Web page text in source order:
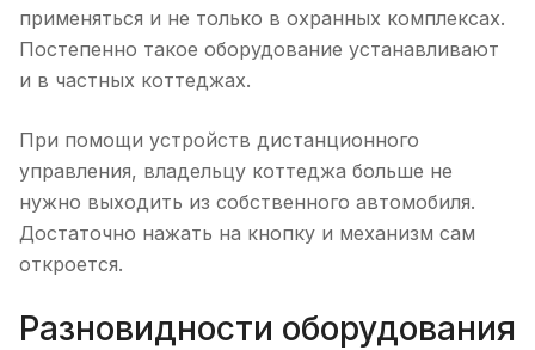
применяться и не только в охранных комплексах.
Постепенно такое оборудование устанавливают
и в частных коттеджах.
При помощи устройств дистанционного
управления, владельцу коттеджа больше не
нужно выходить из собственного автомобиля.
Достаточно нажать на кнопку и механизм сам
откроется.
Разновидности оборудования